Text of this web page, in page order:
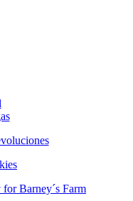
Barney´s Farm